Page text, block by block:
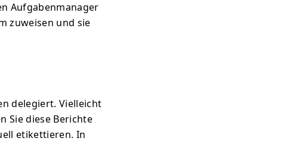
Aufgabenmanager
zuweisen und sie
delegiert. Vielleicht
Sie diese Berichte
etikettieren. In